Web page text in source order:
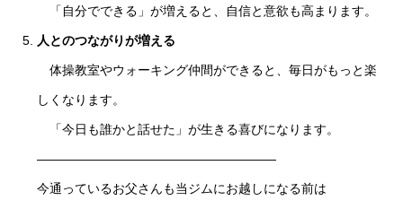
「自分でできる」が増えると、自信と意欲も高まります。
人とのつながりが増える
体操教室やウォーキング仲間ができると、毎日がもっと楽
しくなります。
「今日も誰かと話せた」が生きる喜びになります。
———————————————————
今通っているお父さんも当ジムにお越しになる前は